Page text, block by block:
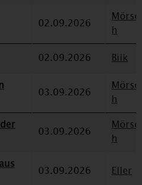
02.09.2026
h
02.09.2026
Bilk
03.09.2026
h
03.09.2026
h
03.09.2026 Eller